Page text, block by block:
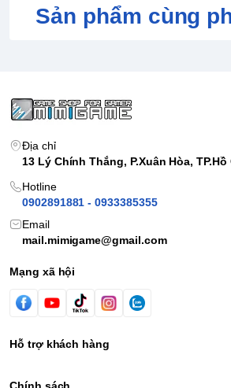
Sản phẩm cùng
Địa chỉ
13 Lý Chính Thắng, P.Xuân Hòa, TP.Hồ
Hotline
0902891881 - 0933385355
Email
mail.mimigame@gmail.com
Mạng xã hội
Hỗ trợ khách hàng
Chính sách